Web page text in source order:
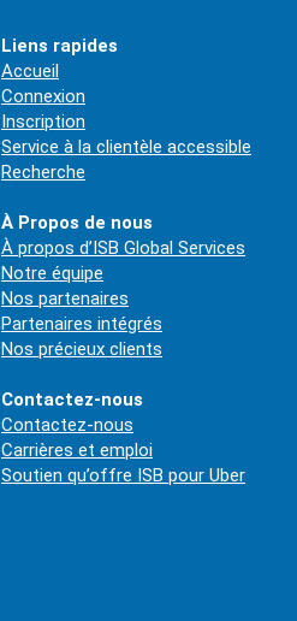
Liens rapides
Accueil
Connexion
Inscription
Service à la clientèle accessible
Recherche
À Propos de nous
À propos d’ISB Global Services
Notre équipe
Nos partenaires
Partenaires intégrés
Nos précieux clients
Contactez-nous
Contactez-nous
Carrières et emploi
Soutien qu’offre ISB pour Uber